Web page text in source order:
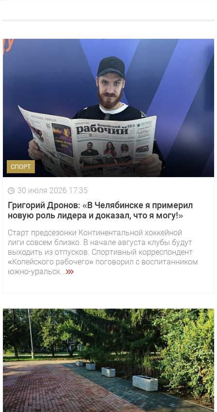
СПОРТ
30 июля 2026 17:35
Григорий Дронов: «В Челябинске я примерил
новую роль лидера и доказал, что я могу!»
Старт предсезонки Континентальной хоккейной
лиги совсем близко. В начале августа клубы будут
выходить из отпусков. Спортивный корреспондент
«Копейского рабочего» поговорил с воспитанником
южно-уральск...